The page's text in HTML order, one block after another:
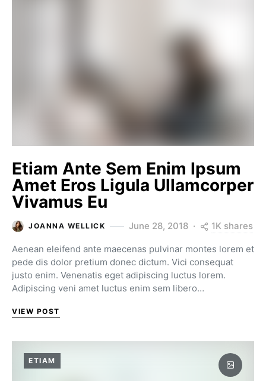
Etiam Ante Sem Enim Ipsum
Amet Eros Ligula Ullamcorper
Vivamus Eu
JOANNA WELLICK June 28, 2018 1K shares
Aenean eleifend ante maecenas pulvinar montes lorem et
pede dis dolor pretium donec dictum. Vici consequat
justo enim. Venenatis eget adipiscing luctus lorem.
Adipiscing veni amet luctus enim sem libero…
VIEW POST
ETIAM